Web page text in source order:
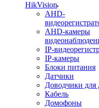
HikVision
AHD-
AHD-камеры
IP-
IP-камеры
Блоки питания
Датчики
Доводчики для
Кабель
Домофоны